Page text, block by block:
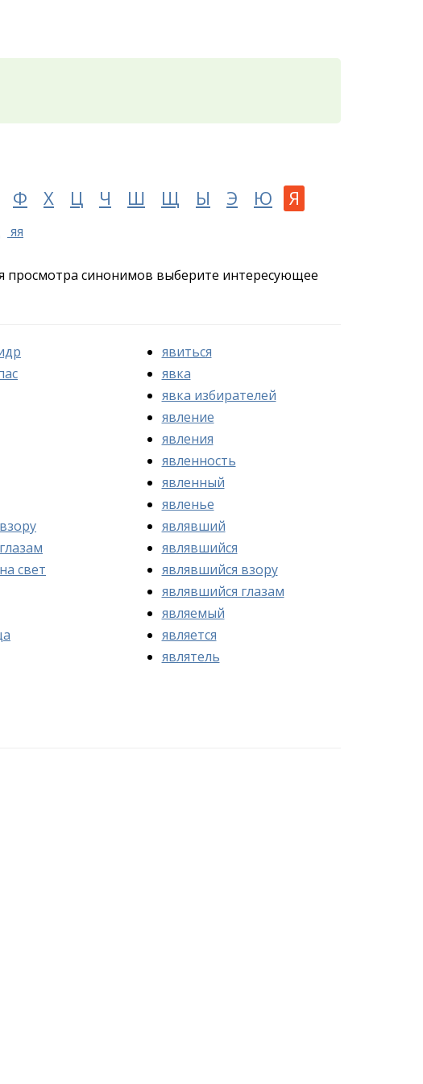
Ф Х Ц Ч Ш Щ Ы Э Ю Я
яя
просмотра синонимов выберите интересующее
свет
явиться
явка
явка избирателей
явление
явления
явленность
явленный
явленье
являвший
являвшийся
являвшийся взору
являвшийся глазам
являемый
является
являтель